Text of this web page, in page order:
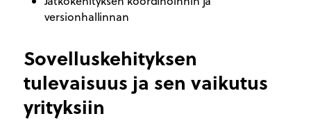
versionhallinnan
Sovelluskehityksen
tulevaisuus ja sen vaikutus
yrityksiin